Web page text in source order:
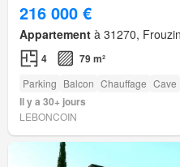
216 000 €
Appartement à 31270,
4 79 m²
Parking Balcon Chauffage Cave
Il y a 30+ jours
LEBONCOIN